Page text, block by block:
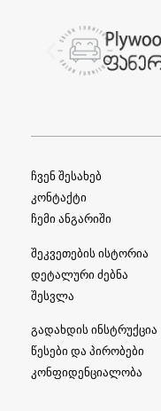
ჩვენ შესახებ
კონტაქტი
ჩემი ანგარიში
შეკვეთების ისტორია
დეტალური ძებნა
შესვლა
გადახდის ინსტრუქცია
წესები და პირობები
კონფიდენციალობა